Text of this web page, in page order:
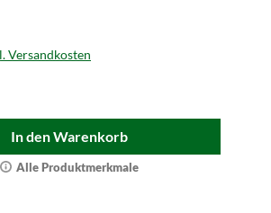
Versandkosten
In den Warenkorb
Alle Produktmerkmale